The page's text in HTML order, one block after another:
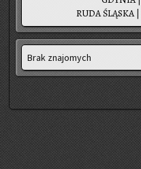
RUDA ŚLĄ­SKA|
Brak znajomych